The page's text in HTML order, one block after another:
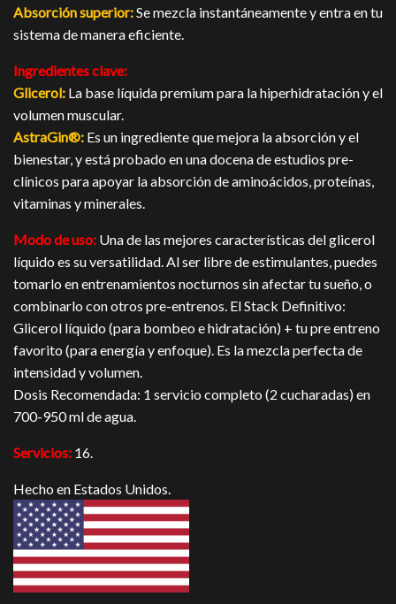
Absorción superior:Se mezcla instantáneamente y entra en tu
sistema de manera eficiente.
Ingredientes clave:
Glicerol: La base líquida premium para la hiperhidratación y el
volumen muscular.
AstraGin®: Es un ingrediente que mejora la absorción y el
bienestar, y está probado en una docena de estudios pre-
clínicos para apoyar la absorción de aminoácidos, proteínas,
vitaminas y minerales.
Modo de uso: Una de las mejores características del glicerol
líquido es su versatilidad. Al ser libre de estimulantes, puedes
tomarlo en entrenamientos nocturnos sin afectar tu sueño, o
combinarlo con otros pre-entrenos. El Stack Definitivo:
Glicerol líquido (para bombeo e hidratación) + tu pre entreno
favorito (para energía y enfoque). Es la mezcla perfecta de
intensidad y volumen.
Dosis Recomendada: 1 servicio completo (2 cucharadas) en
700-950 ml de agua.
Servicios: 16.
Hecho en Estados Unidos.